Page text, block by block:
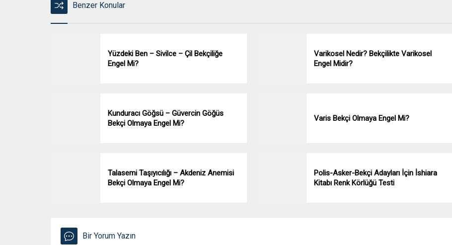
Benzer Konular
Yüzdeki Ben – Sivilce – Çil Bekçiliğe
Engel Mi?
Varikosel Nedir? Bekçilikte Varikosel
Engel Midir?
Kunduracı Göğsü – Güvercin Göğüs
Bekçi Olmaya Engel Mi?
Varis Bekçi Olmaya Engel Mi?
Talasemi Taşıyıcılığı – Akdeniz Anemisi
Bekçi Olmaya Engel Mi?
Polis-Asker-Bekçi Adayları İçin İshiara
Kitabı Renk Körlüğü Testi
Bir Yorum Yazın